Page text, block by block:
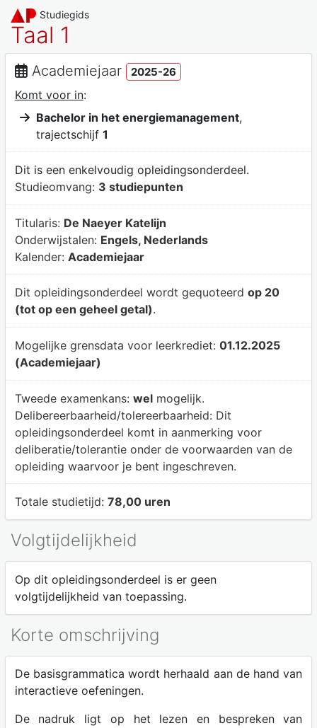
Studiegids
Taal 1
Academiejaar 2025-26
Komt voor in:
Bachelor in het energiemanagement,
trajectschijf 1
Dit is een enkelvoudig opleidingsonderdeel.
Studieomvang: 3 studiepunten
Titularis: De Naeyer Katelijn
Onderwijstalen: Engels, Nederlands
Kalender: Academiejaar
Dit opleidingsonderdeel wordt gequoteerd op 20
(tot op een geheel getal).
Mogelijke grensdata voor leerkrediet: 01.12.2025
(Academiejaar)
Tweede examenkans: welmogelijk.
Delibereerbaarheid/tolereerbaarheid: Dit
opleidingsonderdeel komt in aanmerking voor
deliberatie/tolerantie onder de voorwaarden van de
opleiding waarvoor je bent ingeschreven.
Totale studietijd: 78,00 uren
Volgtijdelijkheid
Op dit opleidingsonderdeel is er geen
volgtijdelijkheid van toepassing.
Korte omschrijving
De basisgrammatica wordt herhaald aan de hand van
interactieve oefeningen.
De nadruk ligt op het lezen en bespreken van